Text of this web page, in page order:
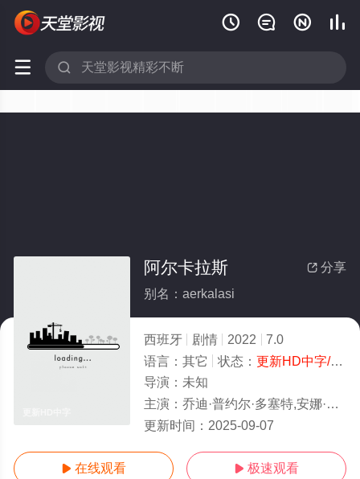
   
 
 分享
阿尔卡拉斯
别名：aerkalasi
西班牙 剧情 2022
7.0
语言： 其它 状态： 更新HD中字/高清
导演： 未知
主演： 乔迪·普约尔·多塞特,安娜·奥汀,塞尼娅·罗赛特
更新时间： 2025-09-07
 在线观看  极速观看